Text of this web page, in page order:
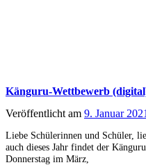
Känguru-Wettbewerb
Veröffentlicht am 9. Januar 2021
Liebe Schülerinnen und Schüler,
auch dieses Jahr findet der
Donnerstag im März,